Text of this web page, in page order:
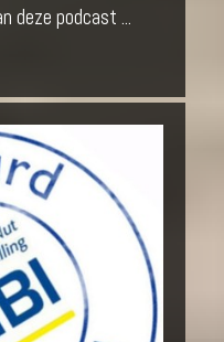
deze podcast ...